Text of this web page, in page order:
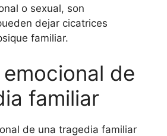
o sexual, son
dejar cicatrices
familiar.
de
familiar
de una tragedia familiar